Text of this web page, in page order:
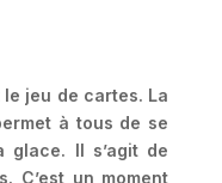
jeu de cartes. La
à tous de se
Il s’agit de
C’est un moment